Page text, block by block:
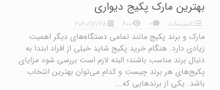
بهترین مارک پکیج دیواری
تاسیسات ۰ ۶۰۰ 2020/12/28
مارک و برند پکیج مانند تمامی دستگاه‌های دیگر اهمیت
زیادی دارد. هنگام خرید پکیج شاید خیلی از افراد ابتدا به
دنبال برند مناسب باشند؛ البته لازم است بررسی شود مزایای
پکیج‌های هر برند چیست و کدام می‌توان بهترین انتخاب
باشد. یکی از برندهایی که...